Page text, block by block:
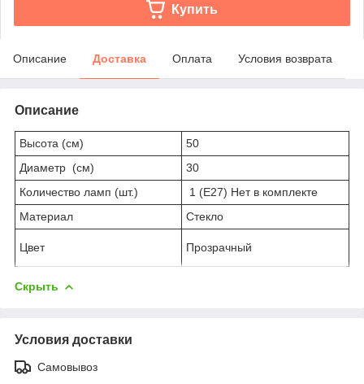
Купить
Описание Доставка Оплата Условия возврата
Описание
Высота (см)
50
Диаметр (см)
30
Количество ламп (шт.)
1 (E27) Нет в комплекте
Материал
Стекло
Цвет Прозрачный
Скрыть
Условия доставки
Самовывоз